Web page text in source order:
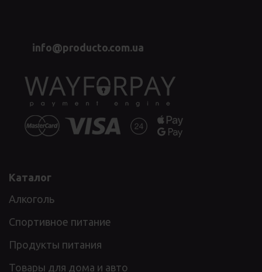
info@producto.com.ua
Каталог
Алкоголь
Спортивное питание
Продукты питания
Товары для дома и авто